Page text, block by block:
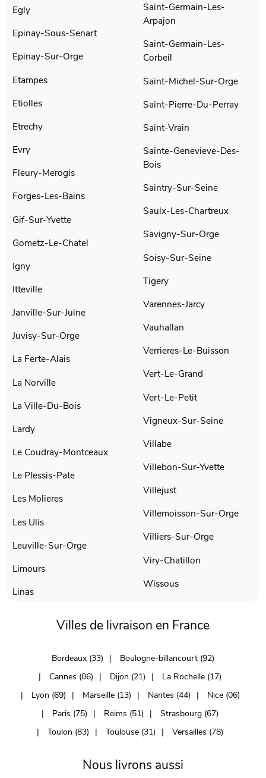
Egly
Epinay-Sous-Senart
Epinay-Sur-Orge
Etampes
Etiolles
Etrechy
Evry
Fleury-Merogis
Forges-Les-Bains
Gif-Sur-Yvette
Gometz-Le-Chatel
Igny
Itteville
Janville-Sur-Juine
Juvisy-Sur-Orge
La Ferte-Alais
La Norville
La Ville-Du-Bois
Lardy
Le Coudray-Montceaux
Le Plessis-Pate
Les Molieres
Les Ulis
Leuville-Sur-Orge
Limours
Linas
Saint-Germain-Les-
Arpajon
Saint-Germain-Les-
Corbeil
Saint-Michel-Sur-Orge
Saint-Pierre-Du-Perray
Saint-Vrain
Sainte-Genevieve-Des-
Bois
Saintry-Sur-Seine
Saulx-Les-Chartreux
Savigny-Sur-Orge
Soisy-Sur-Seine
Tigery
Varennes-Jarcy
Vauhallan
Verrieres-Le-Buisson
Vert-Le-Grand
Vert-Le-Petit
Vigneux-Sur-Seine
Villabe
Villebon-Sur-Yvette
Villejust
Villemoisson-Sur-Orge
Villiers-Sur-Orge
Viry-Chatillon
Wissous
Villes de livraison en France
Bordeaux (33)
Boulogne-billancourt (92)
Cannes (06)
Dijon (21)
La Rochelle (17)
Lyon (69)
Marseille (13) Nantes (44)
Nice (06)
Paris (75)
Reims (51)
Strasbourg (67)
Toulon (83)
Toulouse (31) Versailles (78)
Nous livrons aussi